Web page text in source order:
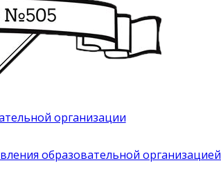
организации
образовательной организацией